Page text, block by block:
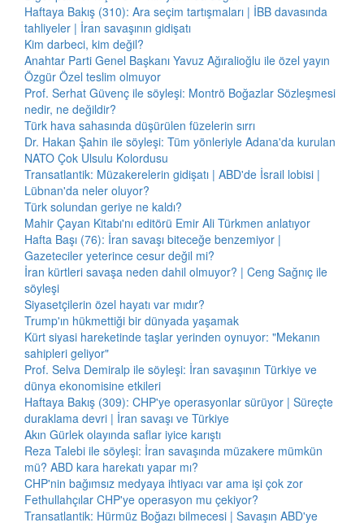
Haftaya Bakış (310): Ara seçim tartışmaları | İBB davasında
tahliyeler | İran savaşının gidişatı
Kim darbeci, kim değil?
Anahtar Parti Genel Başkanı Yavuz Ağıralioğlu ile özel yayın
Özgür Özel teslim olmuyor
Prof. Serhat Güvenç ile söyleşi: Montrö Boğazlar Sözleşmesi
nedir, ne değildir?
Türk hava sahasında düşürülen füzelerin sırrı
Dr. Hakan Şahin ile söyleşi: Tüm yönleriyle Adana'da kurulan
NATO Çok Ulsulu Kolordusu
Transatlantik: Müzakerelerin gidişatı | ABD'de İsrail lobisi |
Lübnan'da neler oluyor?
Türk solundan geriye ne kaldı?
Mahir Çayan Kitabı'nı editörü Emir Ali Türkmen anlatıyor
Hafta Başı (76): İran savaşı biteceğe benzemiyor |
Gazeteciler yeterince cesur değil mi?
İran kürtleri savaşa neden dahil olmuyor? | Ceng Sağnıç ile
söyleşi
Siyasetçilerin özel hayatı var mıdır?
Trump'ın hükmettiği bir dünyada yaşamak
Kürt siyasi hareketinde taşlar yerinden oynuyor: "Mekanın
sahipleri geliyor"
Prof. Selva Demiralp ile söyleşi: İran savaşının Türkiye ve
dünya ekonomisine etkileri
Haftaya Bakış (309): CHP'ye operasyonlar sürüyor | Süreçte
duraklama devri | İran savaşı ve Türkiye
Akın Gürlek olayında saflar iyice karıştı
Reza Talebi ile söyleşi: İran savaşında müzakere mümkün
mü? ABD kara harekatı yapar mı?
CHP'nin bağımsız medyaya ihtiyacı var ama işi çok zor
Fethullahçılar CHP'ye operasyon mu çekiyor?
Transatlantik: Hürmüz Boğazı bilmecesi | Savaşın ABD'ye